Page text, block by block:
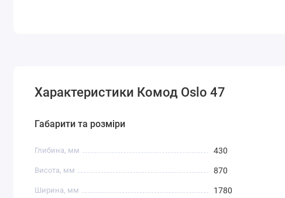
Характеристики Комод Oslo 47
Габарити та розміри
Глибина, мм 430
Висота, мм 870
Ширина, мм 1780